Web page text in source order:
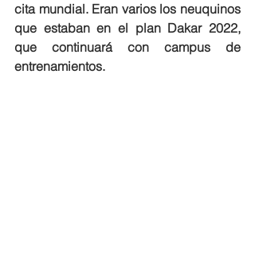
cita mundial. Eran varios los neuquinos
que estaban en el plan Dakar 2022,
que continuará con campus de
entrenamientos.